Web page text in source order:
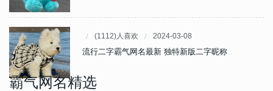
(1112)人喜欢 2024-03-08
流行二字霸气网名最新 独特新版二字昵称
霸气网名精选